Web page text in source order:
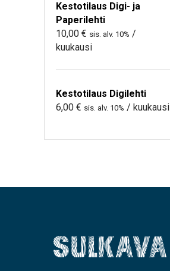
Kestotilaus Digi- ja
Paperilehti
10,00 € sis. alv. 10% /
kuukausi
Kestotilaus Digilehti
6,00 € sis. alv. 10% / kuukausi